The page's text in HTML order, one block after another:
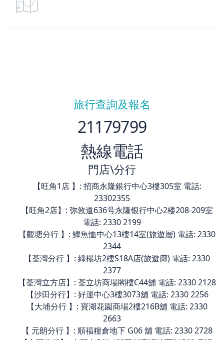
旅行查詢及報名
21179799
熱線電話
門店\分行
【旺角1店 】: 招商永隆銀行中心3樓305室 電話:
23302355
【旺角2店】: 弥敦道636号永隆银行中心2楼208-209室
電話: 2330 2199
【觀塘分行 】: 鱷魚恤中心13樓14室(旅遊層) 電話: 2330
2344
【荃灣分行 】: 綠楊坊2樓S18A店(旅遊廊) 電話: 2330
2377
【荃灣立方店】: 荃立坊商場閣樓C44舖 電話: 2330 2128
【沙田分行】: 好運中心3樓3073舖 電話: 2330 2256
【大埔分行 】: 寶湖花園商場2樓216B舖 電話: 2330
2663
【 元朗分行 】: 順福糧倉地下 G06 舖 電話: 2330 2728